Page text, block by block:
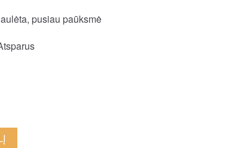
pusiau paūksmė